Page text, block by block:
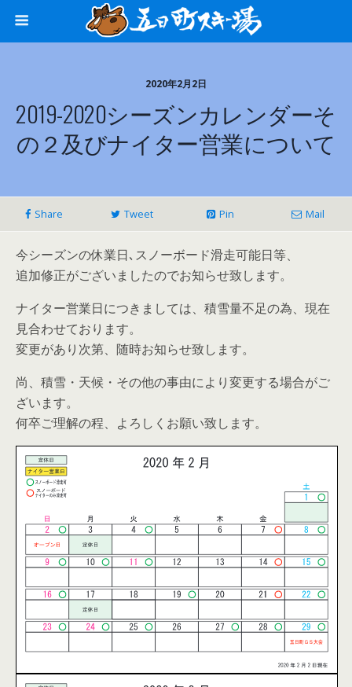
2020年2月2日
2019-2020シーズンカレンダーそ
の２及びナイター営業について
Share Tweet Pin Mail
今シーズンの休業日､スノーボード滑走可能日等、
追加修正がございましたのでお知らせ致します。
ナイター営業日につきましては、積雪量不足の為、現在
見合わせております。
変更があり次第、随時お知らせ致します。
尚、積雪・天候・その他の事由により変更する場合がご
ざいます。
何卒ご理解の程、よろしくお願い致します。